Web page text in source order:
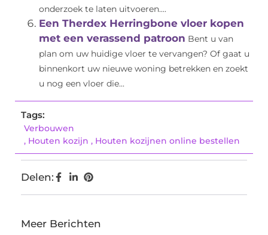
onderzoek te laten uitvoeren....
Een Therdex Herringbone vloer kopen
met een verassend patroon Bent u van
plan om uw huidige vloer te vervangen? Of gaat u
binnenkort uw nieuwe woning betrekken en zoekt
u nog een vloer die...
Tags:
Verbouwen
, Houten kozijn , Houten kozijnen online bestellen
Delen:
Meer Berichten